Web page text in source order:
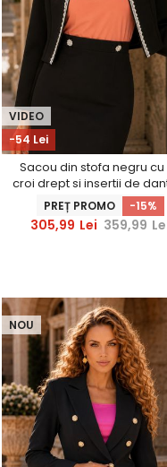
-54 Lei
VIDEO
Sacou din stofa negru cu
croi drept si insertii de
- StarShinerS
PREȚ PROMO -15%
305,99 Lei 359,99
NOU